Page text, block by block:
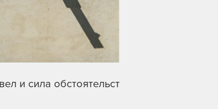
и сила обстоятельств